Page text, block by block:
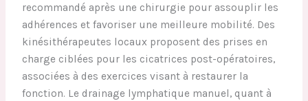
recommandé après une chirurgie pour assouplir les
adhérences et favoriser une meilleure mobilité. Des
kinésithérapeutes locaux proposent des prises en
charge ciblées pour les cicatrices post-opératoires,
associées à des exercices visant à restaurer la
fonction. Le drainage lymphatique manuel, quant à